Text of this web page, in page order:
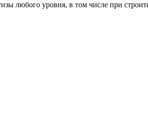
любого уровня, в том числе при